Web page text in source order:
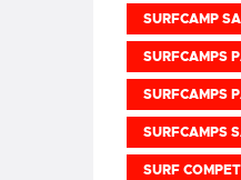
SURFCAMP
SURFCAMPS
SURFCAMPS
SURFCAMPS
SURF